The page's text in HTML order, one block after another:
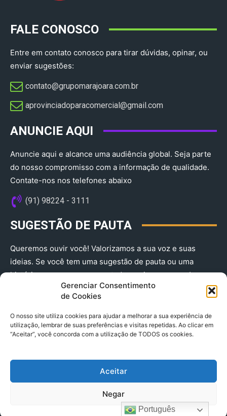
Gerenciar Consentimento
de Cookies
O nosso site utiliza cookies para ajudar a melhorar a sua experiência de
utilização, lembrar de suas preferências e visitas repetidas. Ao clicar em
“Aceitar”, você concorda com a utilização de TODOS os cookies.
Aceitar
Negar
FALE CONOSCO
Entre em contato conosco para tirar dúvidas, opinar, ou
enviar sugestões:
contato@grupomarajoara.com.br
aprovinciadoparacomercial@gmail.com​
ANUNCIE AQUI
Anuncie aqui e alcance uma audiência global. Seja parte
do nosso compromisso com a informação de qualidade.
Contate-nos nos telefones abaixo
(91) 98224 - 3111
SUGESTÃO DE PAUTA
Queremos ouvir você! Valorizamos a sua voz e suas
ideias. Se você tem uma sugestão de pauta ou uma
história que merece ser contada, envie-nos agora!
(91) 98224 - 3111
© 2025 A Província do Pará CNPJ: 04.901.141/0001-36 End .
Trav. Quintino Bocaiuva 2301, Ed. Rogério Fernandez – Sala
2701- Cremação – CEP 66045.315
Português